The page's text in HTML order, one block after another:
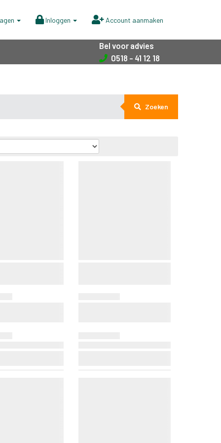
Inloggen Account aanmaken
Bel voor advies
0518 - 41 12 18
Zoeken